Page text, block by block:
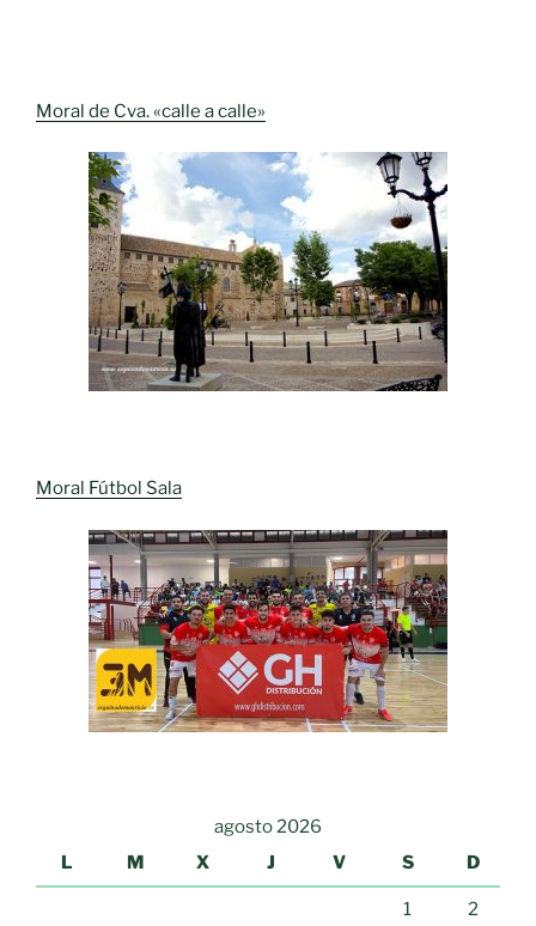
Moral de Cva. «calle a calle»
Moral Fútbol Sala
agosto 2026
L
M X J V S D
1 2